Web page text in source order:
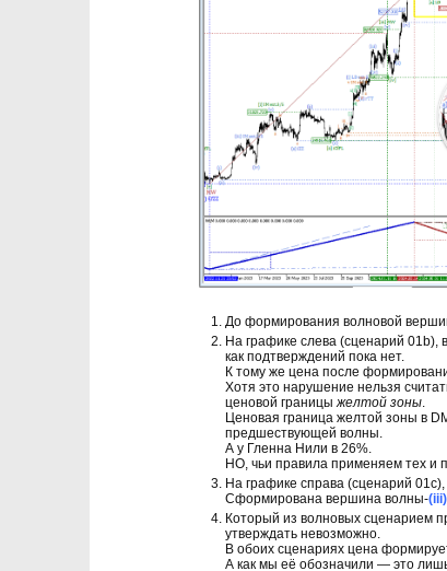
До формирования волновой
На графике слева (сценарий 01b),
как подтверждений пока нет.
К тому же цена после
Хотя это нарушение нельзя
ценовой границы желтой зоны
Ценовая граница желтой зоны в
предшествующей волны.
А у Гленна Нили в 26%.
НО, чьи правила применяем тех и
На графике справа (сценарий
Сформирована вершина волны-
Который из волновых сценарием
утверждать невозможно.
В обоих сценариях цена
А как мы её обозначили — это